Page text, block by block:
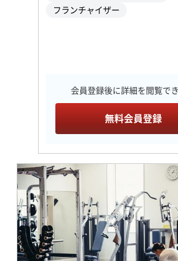
フランチャイザー
会員登録後に詳細を閲覧で
無料会員登録